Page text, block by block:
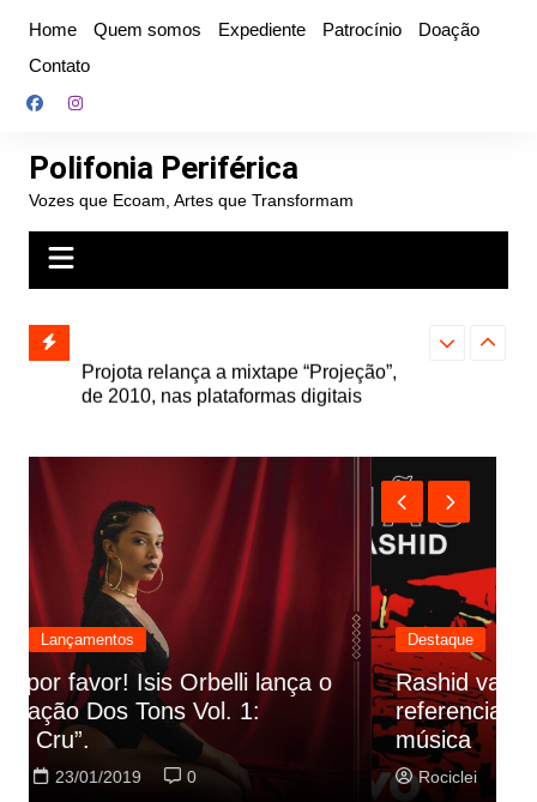
conteúdo
Home Quem somos Expediente Patrocínio
Doação
Contato
Polifonia Periférica
Vozes que Ecoam, Artes que Transformam
e abre
autoral,
de 2010, nas plataformas digitais
Farofa
Destaque Lançamentos
Rashid vai buscar nos HQs as
referencias do clipe de sua nova
música
Rociclei 22/01/2019